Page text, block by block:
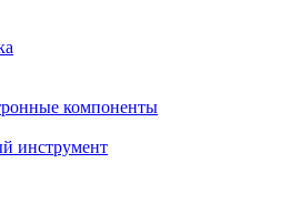
компоненты
инструмент